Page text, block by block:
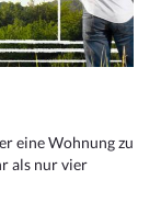
eine Wohnung zu
als nur vier